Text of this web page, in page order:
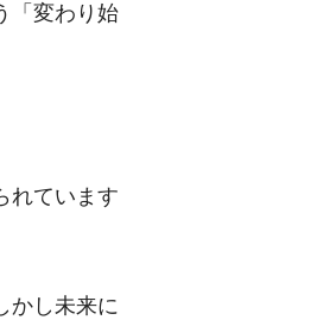
「変わり始
れています
かし未来に